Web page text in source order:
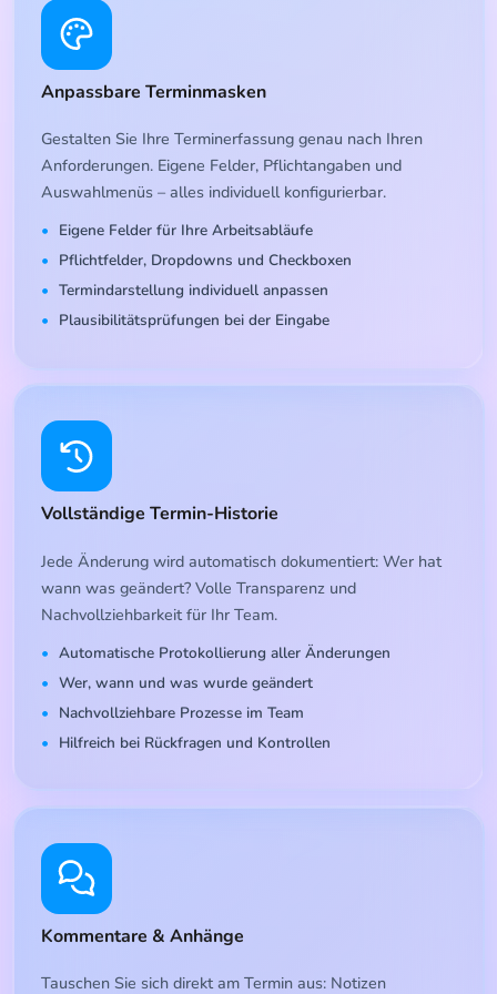
Anpassbare Terminmasken
Gestalten Sie Ihre Terminerfassung genau nach Ihren
Anforderungen. Eigene Felder, Pflichtangaben und
Auswahlmenüs – alles individuell konfigurierbar.
Eigene Felder für Ihre Arbeitsabläufe
Pflichtfelder, Dropdowns und Checkboxen
Termindarstellung individuell anpassen
Plausibilitätsprüfungen bei der Eingabe
Vollständige Termin-Historie
Jede Änderung wird automatisch dokumentiert: Wer hat
wann was geändert? Volle Transparenz und
Nachvollziehbarkeit für Ihr Team.
Automatische Protokollierung aller Änderungen
Wer, wann und was wurde geändert
Nachvollziehbare Prozesse im Team
Hilfreich bei Rückfragen und Kontrollen
Kommentare & Anhänge
Tauschen Sie sich direkt am Termin aus: Notizen